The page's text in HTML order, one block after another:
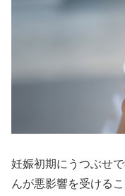
妊娠初期にうつぶせ
んが悪影響を受ける